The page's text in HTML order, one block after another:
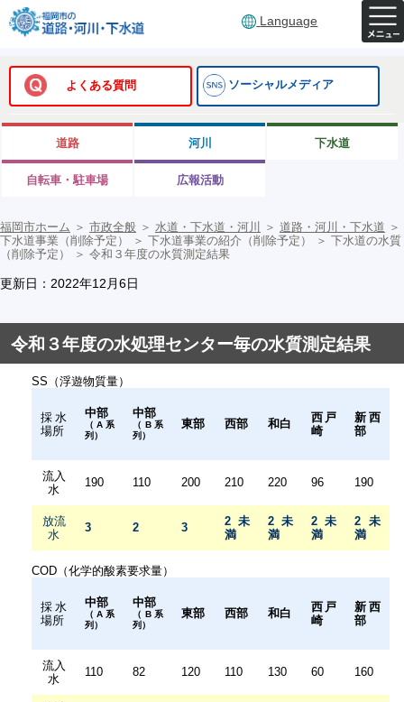
Language
よくある質問 ソーシャルメディア
道路 河川 下水道
自転車・駐車場 広報活動
福岡市ホーム ＞ 市政全般 ＞ 水道・下水道・河川 ＞ 道路・河川・下水道 ＞
下水道事業（削除予定）
＞ 下水道事業の紹介（削除予定） ＞ 下水道の水質
（削除予定）
＞ 令和３年度の水質測定結果
更新日：2022年12月6日
令和３年度の水処理センター毎の水質測定結果
SS（浮遊物質量）
採水
場所
中部
（A系
列）
中部
（B系
列）
東部 西部 和白
西戸
崎
新西
部
流入
水
190 110 200 210 220 96 190
放流
水
3 2 3
2未
満
2未
満
2未
満
2未
満
COD（化学的酸素要求量）
採水
場所
中部
（A系
列）
中部
（B系
列）
東部 西部 和白
西戸
崎
新西
部
流入
水
110 82 120 110 130 60 160